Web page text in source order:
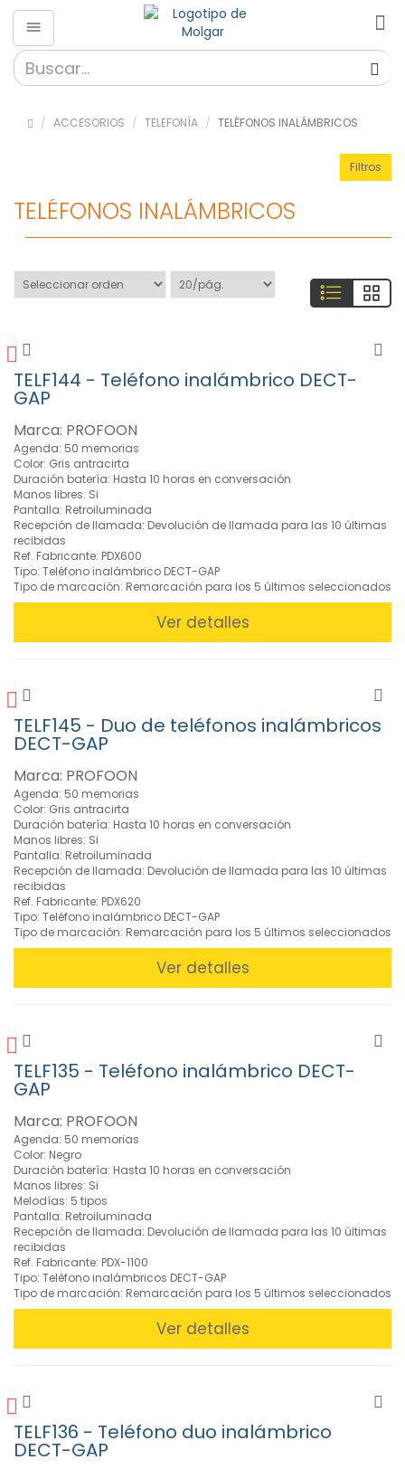
ACCESORIOS TELEFONÍA TELÉFONOS INALÁMBRICOS
Accesorios
»
para el
(5)
y
Linternas
(6)
Bienestar
»
Seguridad
y
vigilancia
(1)
»
Soportes
TV, LCD,
Altavoz
(40)
»
Telefonía
Avisadores
Fijos
(11)
Inalámbricos
(14)
»
Telemandos
(85)
»
Walkie-
Talkie
(18)
BUSCADOR
CARACTERISTICAS
MARCAS
Filtros
TELÉFONOS INALÁMBRICOS
TELF144 - Teléfono inalámbrico DECT-
GAP
Marca: PROFOON
Agenda: 50 memorias
Color: Gris antracirta
Duración batería: Hasta 10 horas en conversación
Manos libres: Si
Pantalla: Retroiluminada
Recepción de llamada: Devolución de llamada para las 10 últimas
recibidas
Ref. Fabricante: PDX600
Tipo: Teléfono inalámbrico DECT-GAP
Tipo de marcación: Remarcación para los 5 últimos seleccionados
Ver detalles
TELF145 - Duo de teléfonos inalámbricos
DECT-GAP
Marca: PROFOON
Agenda: 50 memorias
Color: Gris antracirta
Duración batería: Hasta 10 horas en conversación
Manos libres: Si
Pantalla: Retroiluminada
Recepción de llamada: Devolución de llamada para las 10 últimas
recibidas
Ref. Fabricante: PDX620
Tipo: Teléfono inalámbrico DECT-GAP
Tipo de marcación: Remarcación para los 5 últimos seleccionados
Ver detalles
TELF135 - Teléfono inalámbrico DECT-
GAP
Marca: PROFOON
Agenda: 50 memorias
Color: Negro
Duración batería: Hasta 10 horas en conversación
Manos libres: Si
Melodías: 5 tipos
Pantalla: Retroiluminada
Recepción de llamada: Devolución de llamada para las 10 últimas
recibidas
Ref. Fabricante: PDX-1100
Tipo: Teléfono inalámbricos DECT-GAP
Tipo de marcación: Remarcación para los 5 últimos seleccionados
Ver detalles
TELF136 - Teléfono duo inalámbrico
DECT-GAP